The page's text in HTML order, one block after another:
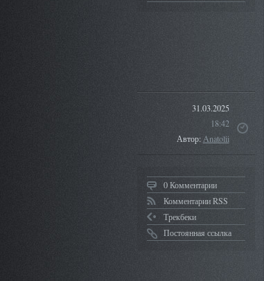
31.03.2025
18:42
Автор:Anatolii
0 Комментарии
Комментарии RSS
Трекбеки
Постоянная ссылка